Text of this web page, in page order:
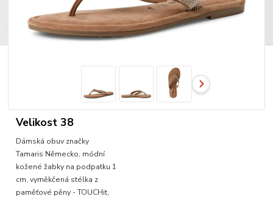
Velikost 38
Dámská obuv značky
Tamaris Německo, módní
kožené žabky na podpatku 1
cm, vyměkčená stélka z
paměťové pěny - TOUCHit,